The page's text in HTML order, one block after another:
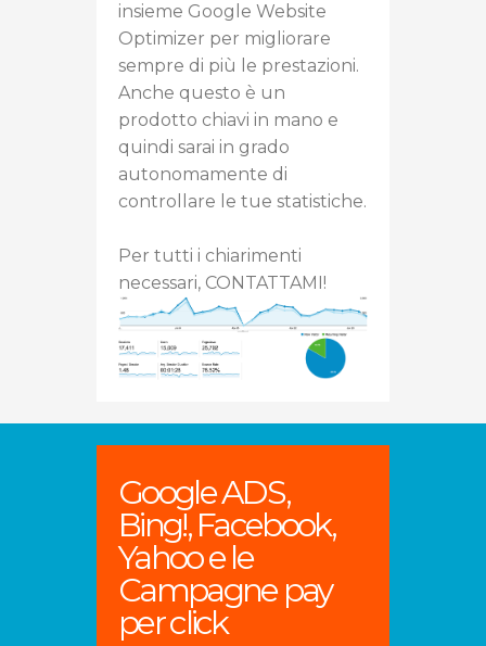
insieme Google Website
Optimizer per migliorare
sempre di più le prestazioni.
Anche questo è un
prodotto chiavi in mano e
quindi sarai in grado
autonomamente di
controllare le tue statistiche.
Per tutti i chiarimenti
necessari, CONTATTAMI!
Google ADS,
Bing!, Facebook,
Yahoo e le
Campagne pay
per click